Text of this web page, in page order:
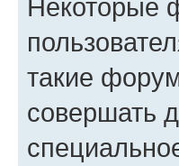
Некоторые
такие
совершать